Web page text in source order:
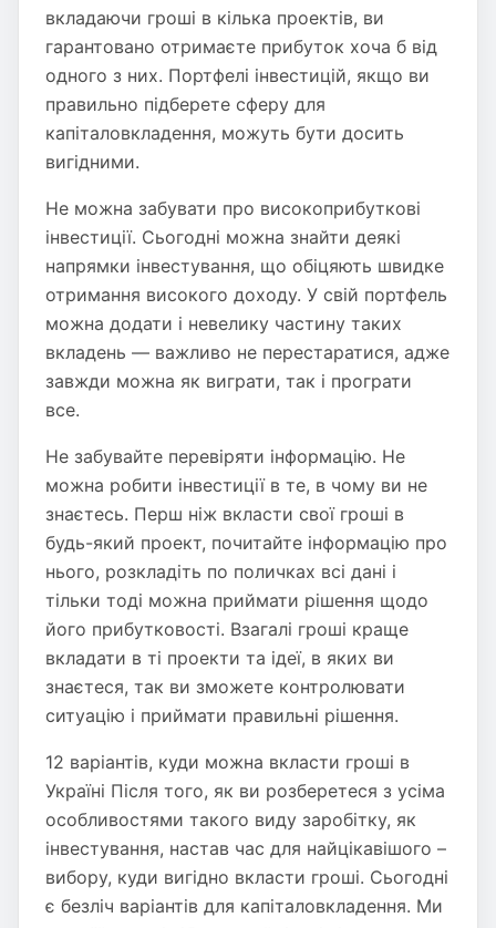
вкладаючи гроші в кілька проектів, ви
гарантовано отримаєте прибуток хоча б від
одного з них. Портфелі інвестицій, якщо ви
правильно підберете сферу для
капіталовкладення, можуть бути досить
вигідними.
Не можна забувати про високоприбуткові
інвестиції. Сьогодні можна знайти деякі
напрямки інвестування, що обіцяють швидке
отримання високого доходу. У свій портфель
можна додати і невелику частину таких
вкладень — важливо не перестаратися, адже
завжди можна як виграти, так і програти
все.
Не забувайте перевіряти інформацію. Не
можна робити інвестиції в те, в чому ви не
знаєтесь. Перш ніж вкласти свої гроші в
будь-який проект, почитайте інформацію про
нього, розкладіть по поличках всі дані і
тільки тоді можна приймати рішення щодо
його прибутковості. Взагалі гроші краще
вкладати в ті проекти та ідеї, в яких ви
знаєтеся, так ви зможете контролювати
ситуацію і приймати правильні рішення.
12 варіантів, куди можна вкласти гроші в
Україні Після того, як ви розберетеся з усіма
особливостями такого виду заробітку, як
інвестування, настав час для найцікавішого –
вибору, куди вигідно вкласти гроші. Сьогодні
є безліч варіантів для капіталовкладення. Ми